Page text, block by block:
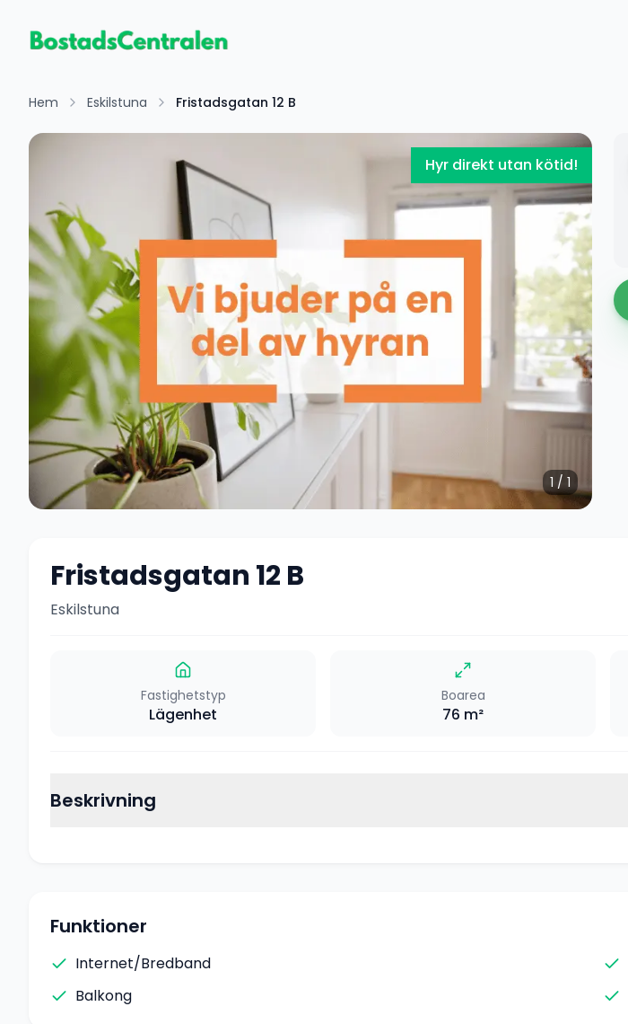
Hem Eskilstuna Fristadsgatan 12 B
Hyr direkt utan kötid!
1 / 1
Fristadsgatan 12 B
Eskilstuna
Fastighetstyp
Lägenhet
Boarea
76 m²
Beskrivning
Funktioner
Internet/Bredband
Balkong